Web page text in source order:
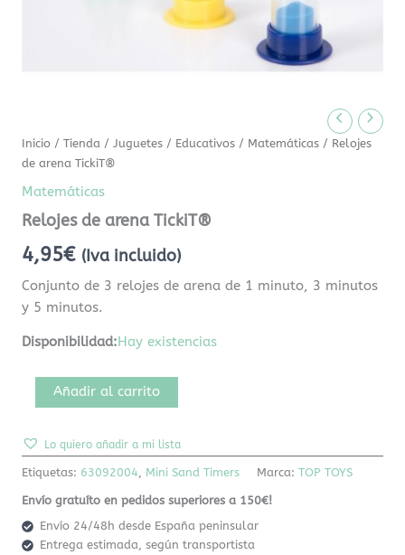
Inicio /Tienda /Juguetes / Educativos / Matemáticas / Relojes
de arena TickiT®
Matemáticas
Relojes de arena TickiT®
4,95€ (Iva incluido)
Conjunto de 3 relojes de arena de 1 minuto, 3 minutos
y 5 minutos.
Disponibilidad:Hay existencias
Añadir al carrito
Lo quiero añadir a mi lista
Etiquetas: 63092004 Mini Sand Timers Marca:TOP TOYS
Envío gratuíto en pedidos superiores a 150€!
Envío 24/48h desde España peninsular
Entrega estimada, según transportista